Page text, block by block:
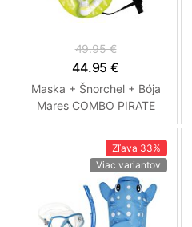
49.95 €
44.95 €
Maska + Šnorchel + Bója
Mares COMBO PIRATE
NEON - Šnorchlovací set s
Bójou - Detský set
Zľava 33%
Viac variantov